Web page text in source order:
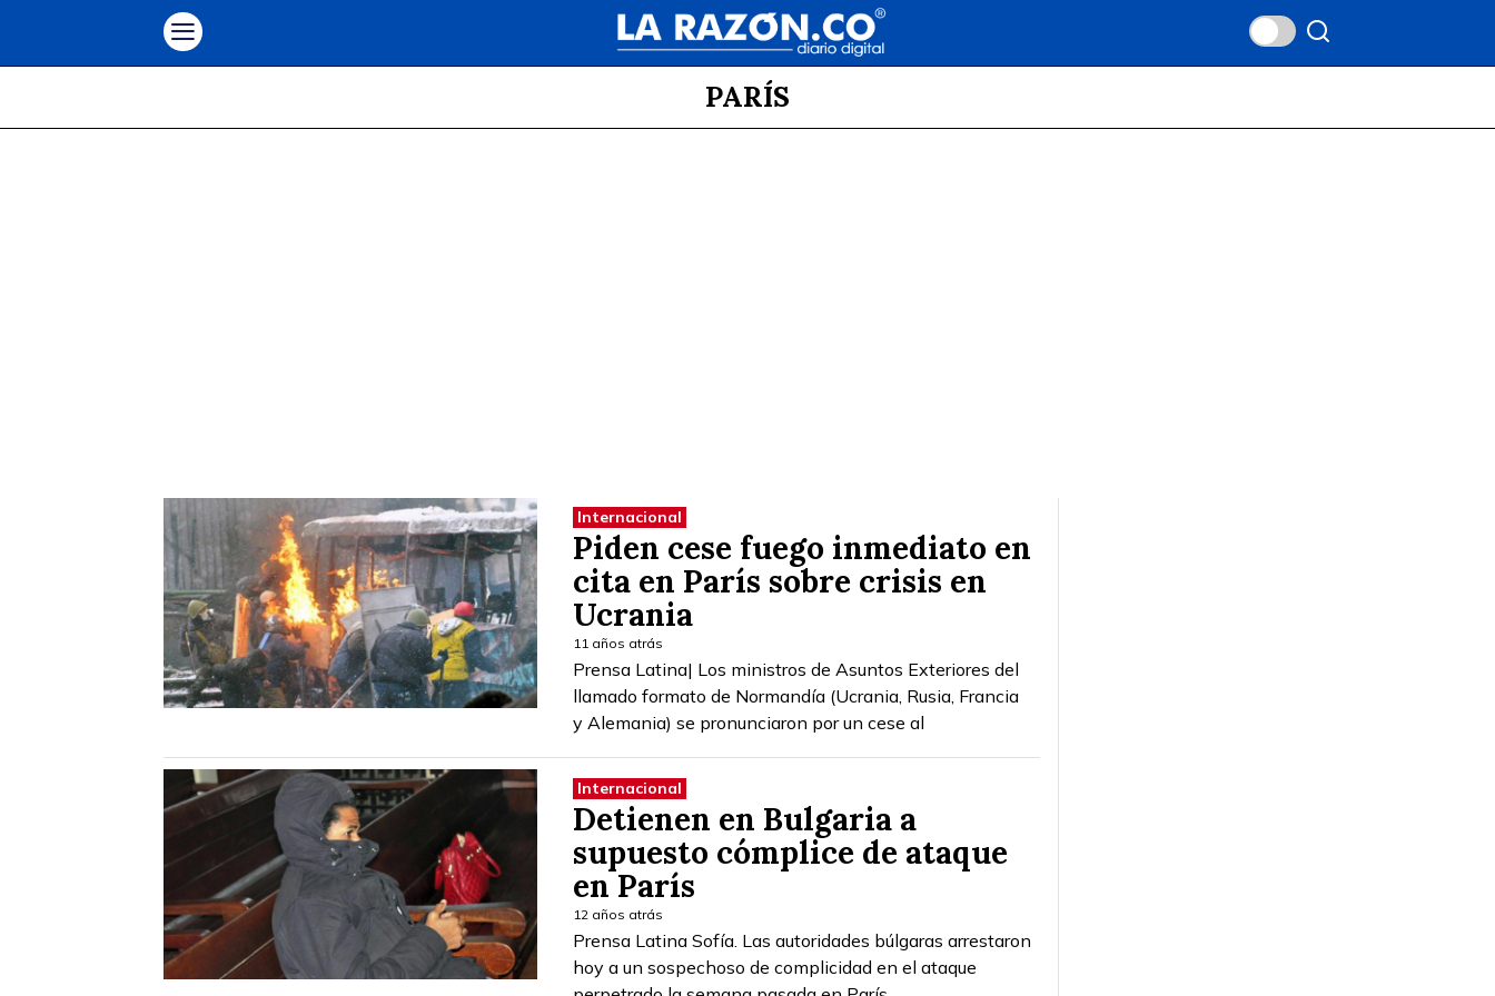
PARÍS
Internacional
Piden cese fuego inmediato en
cita en París sobre crisis en
Ucrania
11 años atrás
Prensa Latina| Los ministros de Asuntos Exteriores del
llamado formato de Normandía (Ucrania, Rusia, Francia
y Alemania) se pronunciaron por un cese al
Internacional
Detienen en Bulgaria a
supuesto cómplice de ataque
en París
12 años atrás
Prensa Latina Sofía. Las autoridades búlgaras arrestaron
hoy a un sospechoso de complicidad en el ataque